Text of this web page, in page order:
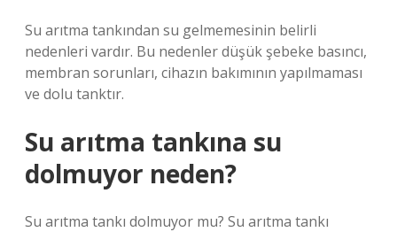
Su arıtma tankından su gelmemesinin belirli
nedenleri vardır. Bu nedenler düşük şebeke basıncı,
membran sorunları, cihazın bakımının yapılmaması
ve dolu tanktır.
Su arıtma tankına su
dolmuyor neden?
Su arıtma tankı dolmuyor mu? Su arıtma tankı